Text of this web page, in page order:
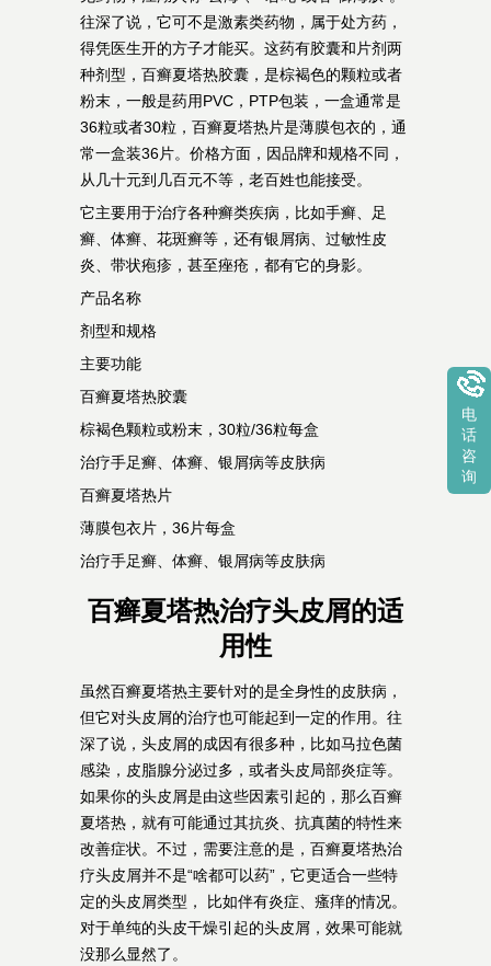
往深了说，它可不是激素类药物，属于处方药，
得凭医生开的方子才能买。这药有胶囊和片剂两
种剂型，百癣夏塔热胶囊，是棕褐色的颗粒或者
粉末，一般是药用PVC，PTP包装，一盒通常是
36粒或者30粒，百癣夏塔热片是薄膜包衣的，通
常一盒装36片。价格方面，因品牌和规格不同，
从几十元到几百元不等，老百姓也能接受。
它主要用于治疗各种癣类疾病，比如手癣、足
癣、体癣、花斑癣等，还有银屑病、过敏性皮
炎、带状疱疹，甚至痤疮，都有它的身影。
产品名称
剂型和规格
主要功能
百癣夏塔热胶囊
棕褐色颗粒或粉末，30粒/36粒每盒
治疗手足癣、体癣、银屑病等皮肤病
百癣夏塔热片
薄膜包衣片，36片每盒
治疗手足癣、体癣、银屑病等皮肤病
百癣夏塔热治疗头皮屑的适
用性
虽然百癣夏塔热主要针对的是全身性的皮肤病，
但它对头皮屑的治疗也可能起到一定的作用。往
深了说，头皮屑的成因有很多种，比如马拉色菌
感染，皮脂腺分泌过多，或者头皮局部炎症等。
如果你的头皮屑是由这些因素引起的，那么百癣
夏塔热，就有可能通过其抗炎、抗真菌的特性来
改善症状。不过，需要注意的是，百癣夏塔热治
疗头皮屑并不是“啥都可以药”，它更适合一些特
定的头皮屑类型， 比如伴有炎症、瘙痒的情况。
对于单纯的头皮干燥引起的头皮屑，效果可能就
没那么显然了。
电
话
咨
询